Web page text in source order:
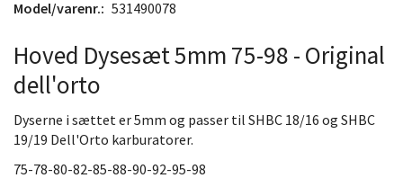
Model/varenr.: 531490078
Hoved Dysesæt 5mm 75-98 - Original
dell'orto
Dyserne i sættet er 5mm og passer til SHBC 18/16 og SHBC
19/19 Dell'Orto karburatorer.
75-78-80-82-85-88-90-92-95-98